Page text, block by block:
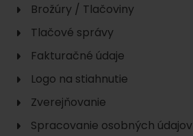
Brožúry / Tlačoviny
Tlačové správy
Fakturačné údaje
Logo na stiahnutie
Zverejňovanie
Spracovanie osobných údajov